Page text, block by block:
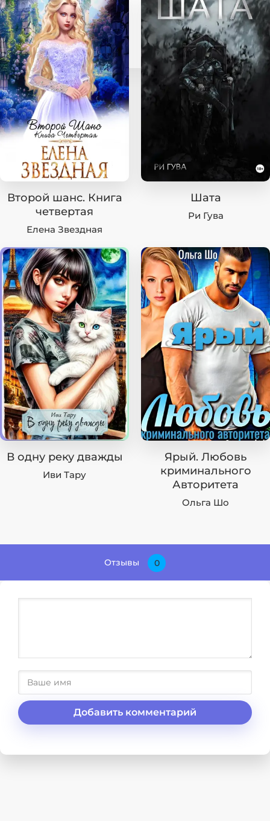
Второй шанс. Книга
четвертая
Елена Звездная
Шата
Ри Гува
В одну реку дважды
Иви Тару
Ярый. Любовь
криминального
Авторитета
Ольга Шо
Отзывы 0
Добавить комментарий